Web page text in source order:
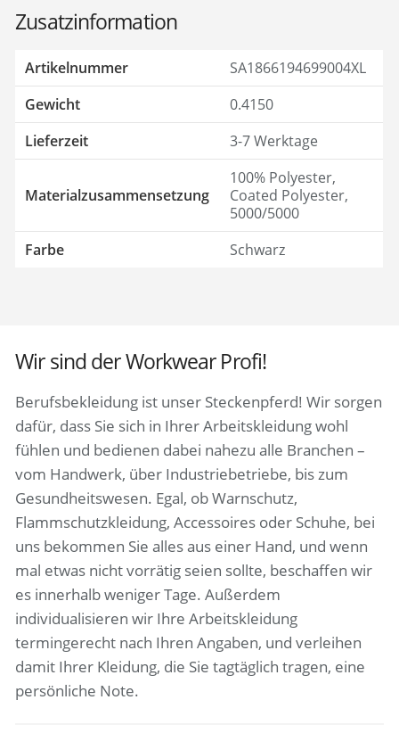
Zusatzinformation
Artikelnummer
SA1866194699004XL
Gewicht
0.4150
Lieferzeit
3-7 Werktage
Materialzusammensetzung
100% Polyester,
Coated Polyester,
5000/5000
Farbe
Schwarz
Wir sind der Workwear Profi!
Berufsbekleidung ist unser Steckenpferd! Wir sorgen
dafür, dass Sie sich in Ihrer Arbeitskleidung wohl
fühlen und bedienen dabei nahezu alle Branchen –
vom Handwerk, über Industriebetriebe, bis zum
Gesundheitswesen. Egal, ob Warnschutz,
Flammschutzkleidung, Accessoires oder Schuhe, bei
uns bekommen Sie alles aus einer Hand, und wenn
mal etwas nicht vorrätig seien sollte, beschaffen wir
es innerhalb weniger Tage. Außerdem
individualisieren wir Ihre Arbeitskleidung
termingerecht nach Ihren Angaben, und verleihen
damit Ihrer Kleidung, die Sie tagtäglich tragen, eine
persönliche Note.